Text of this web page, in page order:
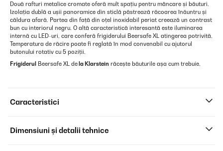
Două rafturi metalice cromate oferă mult spațiu pentru mâncare și băuturi.
Izolația dublă a ușii panoramice din sticlă păstrează răcoarea înăuntru și
căldura afară. Partea din față din oțel inoxidabil periat creează un contrast
bun cu interiorul negru. O altă caracteristică interesantă este iluminarea
internă cu LED-uri, care conferă frigiderului Beersafe XL atingerea potrivită.
Temperatura de răcire poate fi reglată în mod convenabil cu ajutorul
butonului rotativ cu 5 poziții.
Frigiderul
Beersafe XL de la Klarstein răcește băuturile așa cum trebuie.
Caracteristici
Dimensiuni și detalii tehnice